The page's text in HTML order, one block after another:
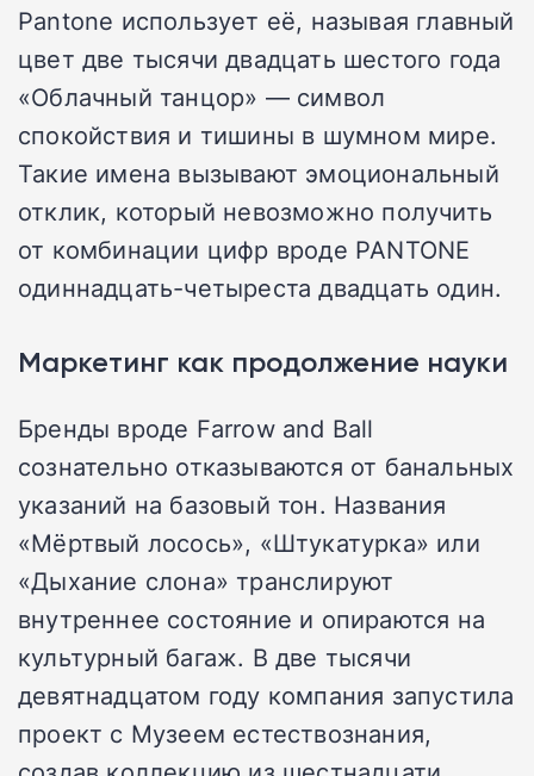
Pantone использует её, называя главный
цвет две тысячи двадцать шестого года
«Облачный танцор» — символ
спокойствия и тишины в шумном мире.
Такие имена вызывают эмоциональный
отклик, который невозможно получить
от комбинации цифр вроде PANTONE
одиннадцать-четыреста двадцать один.
Маркетинг как продолжение науки
Бренды вроде Farrow and Ball
сознательно отказываются от банальных
указаний на базовый тон. Названия
«Мёртвый лосось», «Штукатурка» или
«Дыхание слона» транслируют
внутреннее состояние и опираются на
культурный багаж. В две тысячи
девятнадцатом году компания запустила
проект с Музеем естествознания,